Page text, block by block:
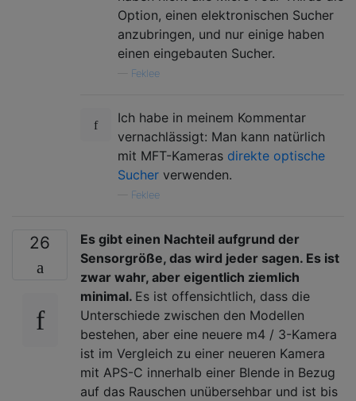
Option, einen elektronischen Sucher
anzubringen, und nur einige haben
einen eingebauten Sucher.
Feklee
Ich habe in meinem Kommentar
vernachlässigt: Man kann natürlich
mit MFT-Kameras direkte optische
Sucher verwenden.
Feklee
26
Es gibt einen Nachteil aufgrund der
Sensorgröße, das wird jeder sagen. Es ist
zwar wahr, aber eigentlich ziemlich
minimal. Es ist offensichtlich, dass die
Unterschiede zwischen den Modellen
bestehen, aber eine neuere m4 / 3-Kamera
ist im Vergleich zu einer neueren Kamera
mit APS-C innerhalb einer Blende in Bezug
auf das Rauschen unübersehbar und ist bis